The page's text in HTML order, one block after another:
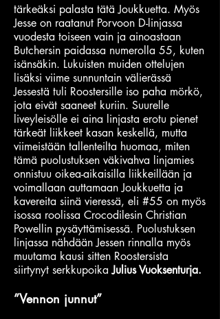
tärkeäksi palasta tätä Joukkuetta. Myös
Jesse on raatanut Porvoon D-linjassa
vuodesta toiseen vain ja ainoastaan
Butchersin paidassa numerolla 55, kuten
isänsäkin. Lukuisten muiden ottelujen
lisäksi viime sunnuntain välierässä
Jessestä tuli Roostersille iso paha mörkö,
jota eivät saaneet kuriin. Suurelle
liveyleisölle ei aina linjasta erotu pienet
tärkeät liikkeet kasan keskellä, mutta
viimeistään tallenteilta huomaa, miten
tämä puolustuksen väkivahva linjamies
onnistuu oikea-aikaisilla liikkeillään ja
voimallaan auttamaan Joukkuetta ja
kavereita siinä vieressä, eli #55 on myös
isossa roolissa Crocodilesin Christian
Powellin pysäyttämisessä. Puolustuksen
linjassa nähdään Jessen rinnalla myös
muutama kausi sitten Roostersista
siirtynyt serkkupoikaJulius Vuoksenturja.
”Vennon junnut”